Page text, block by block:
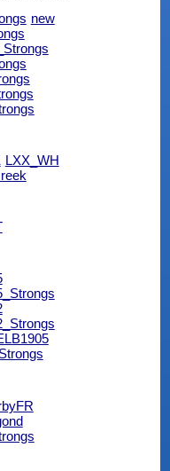
new
LXX_WH